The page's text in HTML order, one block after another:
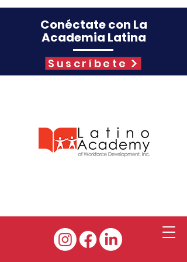
Conéctate con La
Academia Latina
Suscríbete